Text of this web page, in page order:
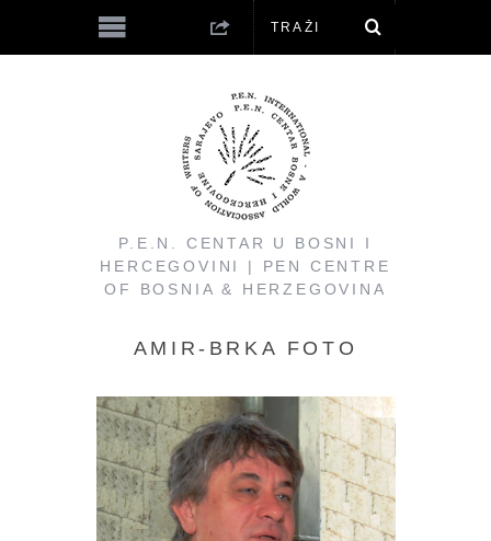
P.E.N. CENTAR U BOSNI I
HERCEGOVINI | PEN CENTRE
OF BOSNIA & HERZEGOVINA
AMIR-BRKA FOTO